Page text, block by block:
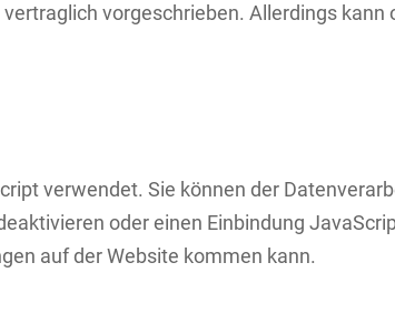
vorgeschrieben. Allerdings kann
verwendet. Sie können der
oder einen Einbindung
auf der Website kommen kann.